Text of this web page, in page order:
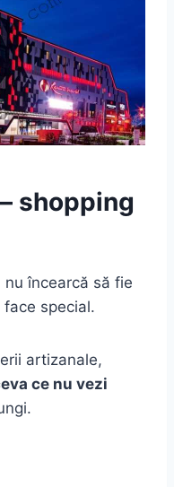
shopping
încearcă să fie
special.
artizanale,
ce nu vezi